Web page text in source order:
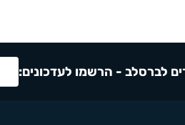
לברסלב - הרשמו לעדכונים: